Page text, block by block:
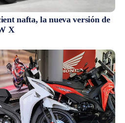
nafta, la nueva versión de
X